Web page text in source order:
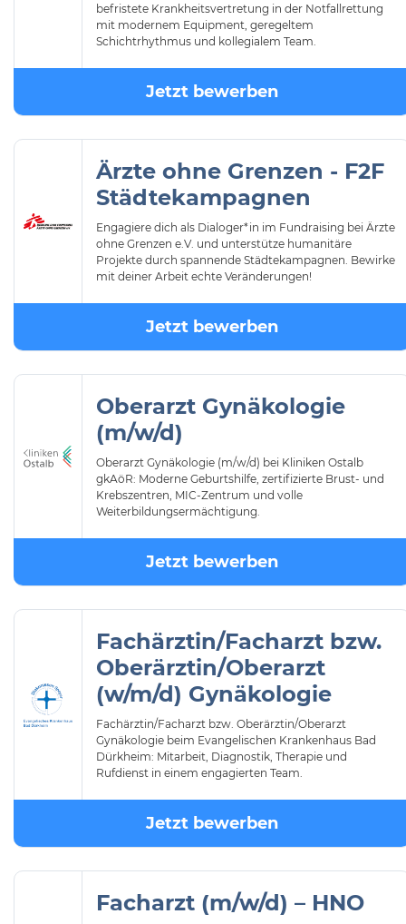
befristete Krankheitsvertretung in der Notfallrettung
mit modernem Equipment, geregeltem
Schichtrhythmus und kollegialem Team.
Jetzt bewerben
Ärzte ohne Grenzen - F2F
Städtekampagnen
Engagiere dich als Dialoger*in im Fundraising bei Ärzte
ohne Grenzen e.V. und unterstütze humanitäre
Projekte durch spannende Städtekampagnen. Bewirke
mit deiner Arbeit echte Veränderungen!
Jetzt bewerben
Oberarzt Gynäkologie
(m/w/d)
Oberarzt Gynäkologie (m/w/d) bei Kliniken Ostalb
gkAöR: Moderne Geburtshilfe, zertifizierte Brust- und
Krebszentren, MIC-Zentrum und volle
Weiterbildungsermächtigung.
Jetzt bewerben
Fachärztin/Facharzt bzw.
Oberärztin/Oberarzt
(w/m/d) Gynäkologie
Fachärztin/Facharzt bzw. Oberärztin/Oberarzt
Gynäkologie beim Evangelischen Krankenhaus Bad
Dürkheim: Mitarbeit, Diagnostik, Therapie und
Rufdienst in einem engagierten Team.
Jetzt bewerben
Facharzt (m/w/d) – HNO